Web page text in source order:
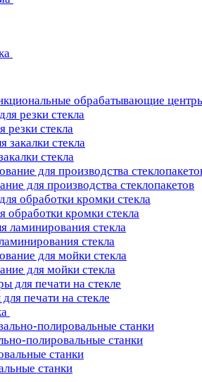
обрабатывающие
резки стекла
стекла
для производства стеклопакетов
обработки кромки стекла
стекла
для мойки стекла
печати на стекле
полировальные станки
станки